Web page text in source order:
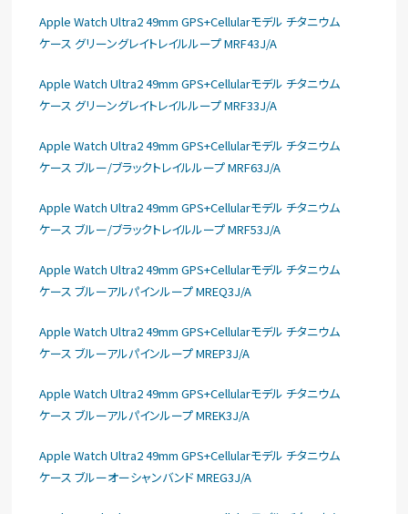
Apple Watch Ultra2 49mm GPS+Cellularモデル チタニウム
ケース グリーングレイトレイルループ MRF43J/A
Apple Watch Ultra2 49mm GPS+Cellularモデル チタニウム
ケース グリーングレイトレイルループ MRF33J/A
Apple Watch Ultra2 49mm GPS+Cellularモデル チタニウム
ケース ブルー/ブラックトレイルループ MRF63J/A
Apple Watch Ultra2 49mm GPS+Cellularモデル チタニウム
ケース ブルー/ブラックトレイルループ MRF53J/A
Apple Watch Ultra2 49mm GPS+Cellularモデル チタニウム
ケース ブルーアルパインループ MREQ3J/A
Apple Watch Ultra2 49mm GPS+Cellularモデル チタニウム
ケース ブルーアルパインループ MREP3J/A
Apple Watch Ultra2 49mm GPS+Cellularモデル チタニウム
ケース ブルーアルパインループ MREK3J/A
Apple Watch Ultra2 49mm GPS+Cellularモデル チタニウム
ケース ブルーオーシャンバンド MREG3J/A